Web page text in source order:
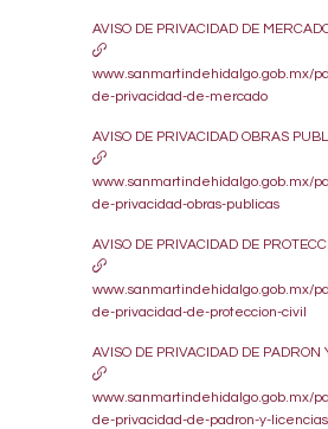
AVISO DE PRIVACIDAD DE
www.sanmartindehidalgo.gob.mx/
de-privacidad-de-mercado
AVISO DE PRIVACIDAD OBRAS
www.sanmartindehidalgo.gob.mx/
de-privacidad-obras-publicas
AVISO DE PRIVACIDAD DE
www.sanmartindehidalgo.gob.mx/
de-privacidad-de-proteccion-civil
AVISO DE PRIVACIDAD DE PADRON
www.sanmartindehidalgo.gob.mx/
de-privacidad-de-padron-y-licencias